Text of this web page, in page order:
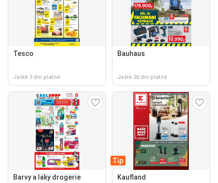
Tesco
Ještě 3 dní platné
Bauhaus
Ještě 26 dní platné
Barvy a laky drogerie
Tip
Kaufland